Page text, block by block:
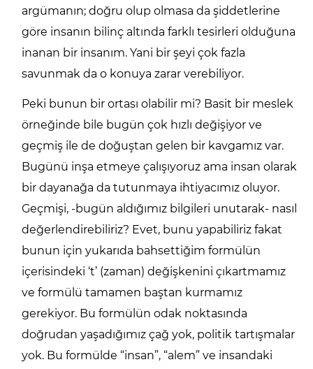
argümanın; doğru olup olmasa da şiddetlerine
göre insanın bilinç altında farklı tesirleri olduğuna
inanan bir insanım. Yani bir şeyi çok fazla
savunmak da o konuya zarar verebiliyor.
Peki bunun bir ortası olabilir mi? Basit bir meslek
örneğinde bile bugün çok hızlı değişiyor ve
geçmiş ile de doğuştan gelen bir kavgamız var.
Bugünü inşa etmeye çalışıyoruz ama insan olarak
bir dayanağa da tutunmaya ihtiyacımız oluyor.
Geçmişi, -bugün aldığımız bilgileri unutarak- nasıl
değerlendirebiliriz? Evet, bunu yapabiliriz fakat
bunun için yukarıda bahsettiğim formülün
içerisindeki ‘t’ (zaman) değişkenini çıkartmamız
ve formülü tamamen baştan kurmamız
gerekiyor. Bu formülün odak noktasında
doğrudan yaşadığımız çağ yok, politik tartışmalar
yok. Bu formülde “insan”, “alem” ve insandaki